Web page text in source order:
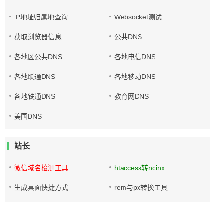
IP地址归属地查询 Websocket测试
获取浏览器信息 公共DNS
各地区公共DNS 各地电信DNS
各地联通DNS 各地移动DNS
各地铁通DNS 教育网DNS
美国DNS
站长
微信域名检测工具 htaccess转nginx
生成桌面快捷方式 rem与px转换工具